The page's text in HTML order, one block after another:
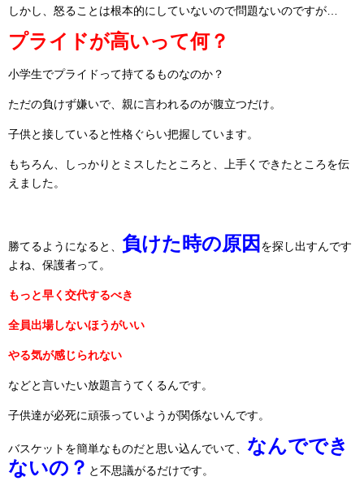
しかし、怒ることは根本的にしていないので問題ないのですが…
プライドが高いって何？
小学生でプライドって持てるものなのか？
ただの負けず嫌いで、親に言われるのが腹立つだけ。
子供と接していると性格ぐらい把握しています。
もちろん、しっかりとミスしたところと、上手くできたところを伝
えました。
勝てるようになると、 負けた時の原因 を探し出すんです
よね、保護者って。
もっと早く交代するべき
全員出場しないほうがいい
やる気が感じられない
などと言いたい放題言うてくるんです。
子供達が必死に頑張っていようが関係ないんです。
バスケットを簡単なものだと思い込んでいて、 なんででき
ないの？ と不思議がるだけです。